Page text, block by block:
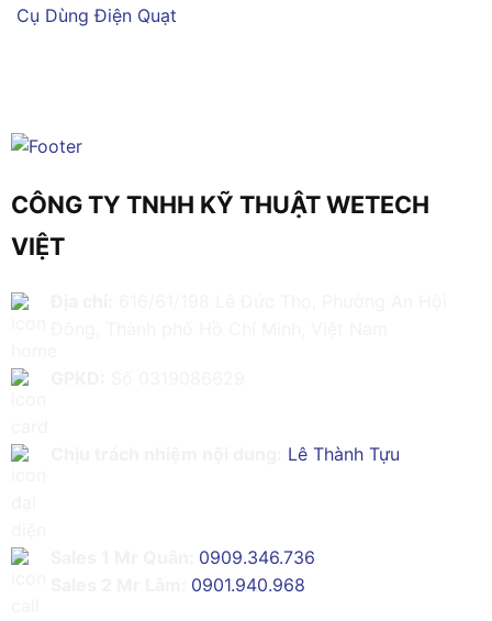
Cụ Dùng Điện Quạt
CÔNG TY TNHH KỸ THUẬT WETECH
VIỆT
Lê Thành Tựu
0909.346.736
0901.940.968